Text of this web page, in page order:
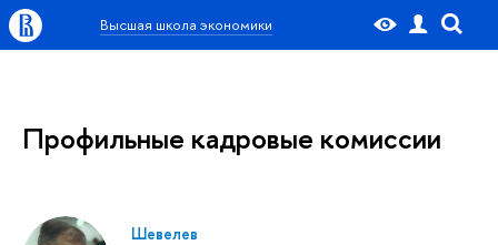
Высшая школа экономики
Профильные кадровые комиссии
Шевелев